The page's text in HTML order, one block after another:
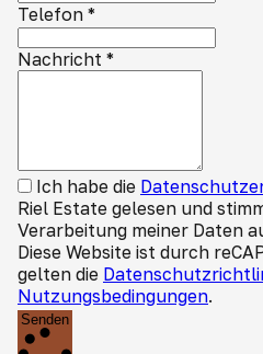
Telefon *
Nachricht *
Ich habe die
Riel Estate gelesen und
Verarbeitung meiner Daten
Diese Website ist durch
gelten die
Nutzungsbedingungen.
Senden